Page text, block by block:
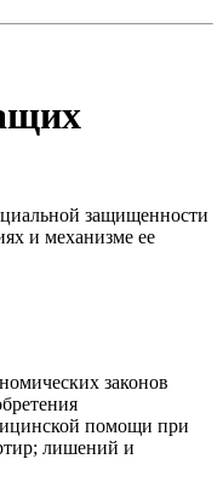
защищенности
и механизме ее
законов
помощи при
лишений и